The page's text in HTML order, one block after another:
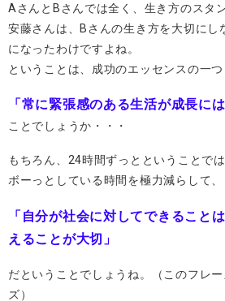
AさんとBさんでは全く、生き方のスタ
安藤さんは、Bさんの生き方を大切にし
になったわけですよね。
ということは、成功のエッセンスの一つ
「常に緊張感のある生活が成長に
ことでしょうか・・・
もちろん、24時間ずっとということで
ボーっとしている時間を極力減らして、
「自分が社会に対してできること
えることが大切」
だということでしょうね。（このフレ
ズ）